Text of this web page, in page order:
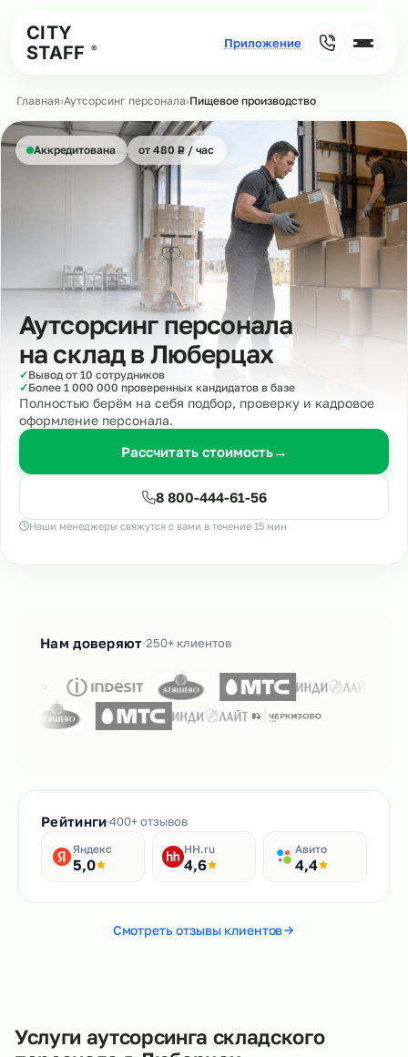
CITY
STAFF
®
Главная›Аутсорсинг персонала›Пищевое производство
Аккредитована от 480 ₽
Р/ час
Аутсорсинг персонала
на склад в Люберцах
✓Вывод от 10 сотрудников
✓Более 1 000 000 проверенных кандидатов в базе
Полностью берём на себя подбор, проверку и кадровое
оформление персонала.
Рассчитать стоимость→
8 800-444-61-56
Наши менеджеры свяжутся с вами в течение 15 мин
Нам доверяют 250+ клиентов
Рейтинги400+ отзывов
Яндекс
5,0
HH.ru
4,6
Авито
4,4
Смотреть отзывы клиентов
Услуги аутсорсинга складского